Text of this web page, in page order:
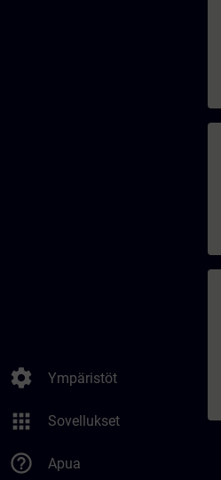
settings Ympäristöt
apps Sovellukset
help_outline Apua